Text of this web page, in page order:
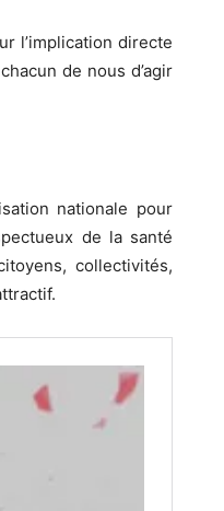
l’implication directe
de nous d’agir
nationale pour
de la santé
collectivités,